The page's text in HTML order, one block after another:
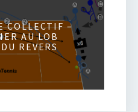
COLLECTIF –
AU LOB
REVERS